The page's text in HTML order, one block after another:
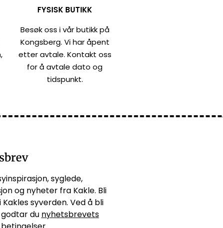
FYSISK BUTIKK
Besøk oss i vår butikk på
Kongsberg. Vi har åpent
etter avtale. Kontakt oss
for å avtale dato og
tidspunkt.
syglede,
og nyheter fra Kakle. Bli
Kakles syverden. Ved å bli
du nyhetsbrevets